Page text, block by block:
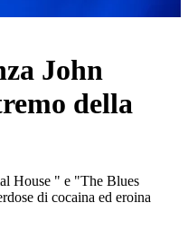
John
della
House " e "The Blues
di cocaina ed eroina